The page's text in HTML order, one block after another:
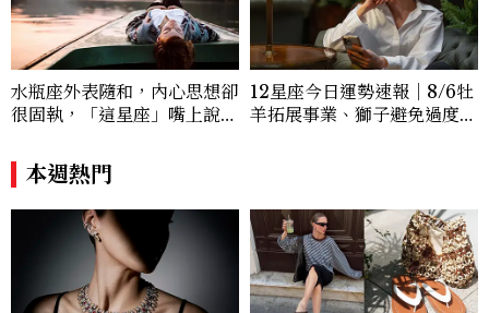
水瓶座外表隨和，內心思想卻
很固執，「這星座」嘴上說都
選！12星座最難被改變的一
面
12星座今日運勢速報｜8/6牡
羊拓展事業、獅子避免過度借
本週熱門